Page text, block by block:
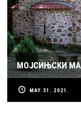
МОЈСИЊСКИ
MAY 31. 2021.